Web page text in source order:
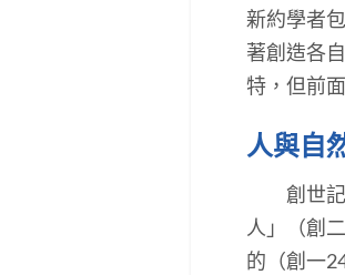
新約學者
著創造各
特，但前
人與自
創世記
人」（創
的（創一